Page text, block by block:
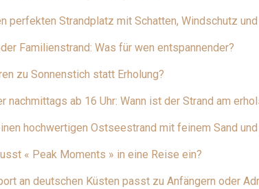
perfekten Strandplatz mit Schatten, Windschutz
Familienstrand: Was für wen entspannender?
zu Sonnenstich statt Erholung?
nachmittags ab 16 Uhr: Wann ist der Strand am
hochwertigen Ostseestrand mit feinem Sand
« Peak Moments » in eine Reise ein?
an deutschen Küsten passt zu Anfängern oder